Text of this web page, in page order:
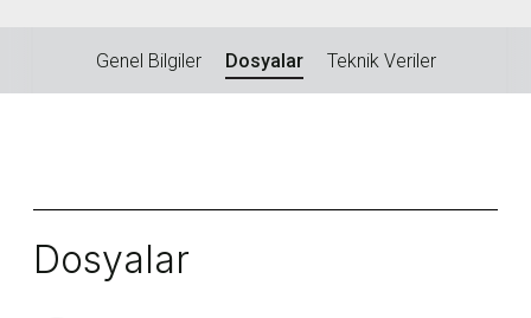
Genel Bilgiler Dosyalar Teknik Veriler
Dosyalar